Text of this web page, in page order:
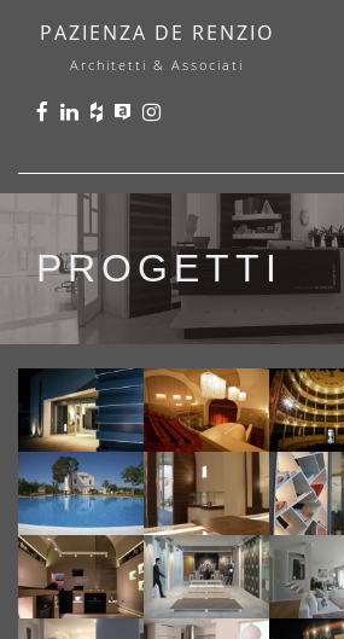
PAZIENZA DE RENZIO
Architetti & Associati
PROGETTI